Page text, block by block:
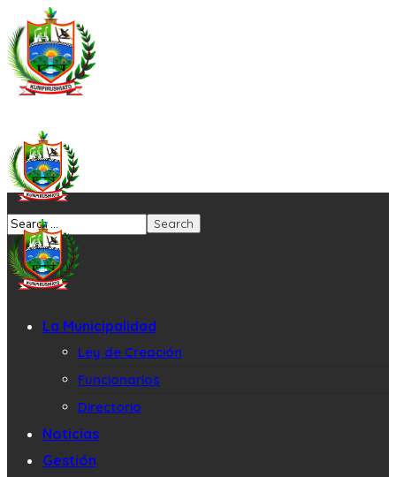
La Municipalidad
Ley de Creación
Funcionarios
Directorio
Noticias
Gestión